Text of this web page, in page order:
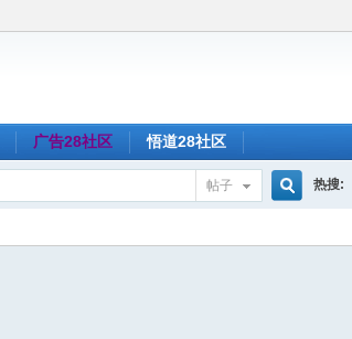
广告28社区 悟道28社区
帖子 热搜: